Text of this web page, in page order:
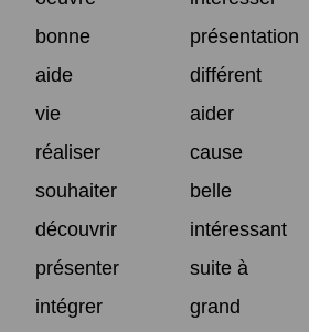
bonne
présentation
aide
différent
vie
aider
réaliser
cause
souhaiter
belle
découvrir
intéressant
présenter
suite à
intégrer
grand